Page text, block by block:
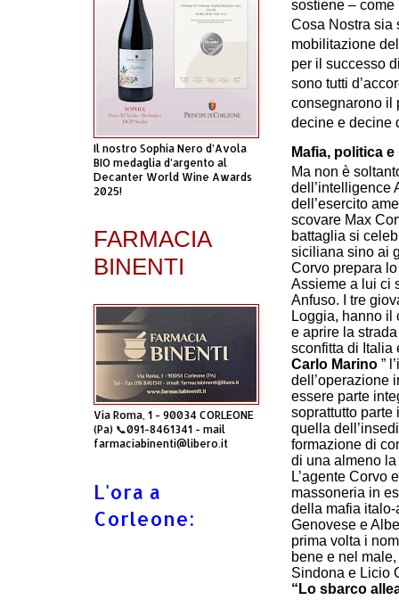
sostiene – come
Cosa Nostra sia
mobilitazione
per il successo
sono tutti
consegnarono il
decine e decine
Mafia, politica
Ma non è
dell’intelligence
dell’esercito
scovare Max
battaglia si
siciliana sino ai
Corvo prepara
Assieme a lui ci
Anfuso. I tre
Loggia, hanno il
e aprire la
sconfitta di Italia
Carlo Marino ”
dell’operazione
essere parte
soprattutto parte
quella
formazione di
di una almeno
L’agente Corvo
massoneria in
della mafia
Genovese e
prima volta i
bene e nel
Sindona e Licio
“Lo sbarco
Il nostro Sophia Nero d’Avola
BIO medaglia d’argento al
Decanter World Wine Awards
2025!
FARMACIA
BINENTI
Via Roma, 1 - 90034 CORLEONE
(Pa) 📞091-8461341 - mail
farmaciabinenti@libero.it
L'ora a
Corleone: